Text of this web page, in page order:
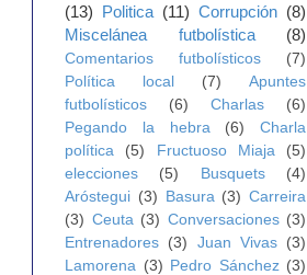
(13) Politica (11) Corrupción (8)
Miscelánea futbolística
(8)
Comentarios futbolísticos
(7)
Política local
(7)
Apuntes
futbolísticos
(6) Charlas
(6)
Pegando la hebra
(6)
Charla
política
(5) Fructuoso Miaja
(5)
elecciones
(5) Busquets
(4)
Aróstegui (3) Basura (3) Carreira
(3) Ceuta (3) Conversaciones (3)
Entrenadores (3) Juan Vivas
(3)
Lamorena (3) Pedro Sánchez (3)